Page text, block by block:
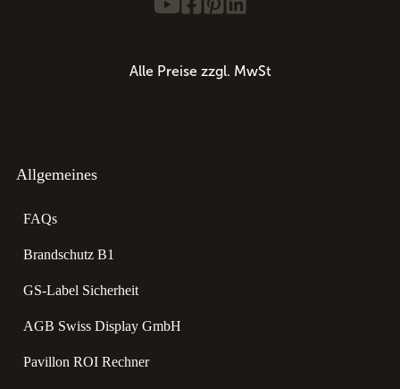
Alle Preise zzgl. MwSt
Allgemeines
FAQs
Brandschutz B1
GS-Label Sicherheit
AGB Swiss Display GmbH
Pavillon ROI Rechner